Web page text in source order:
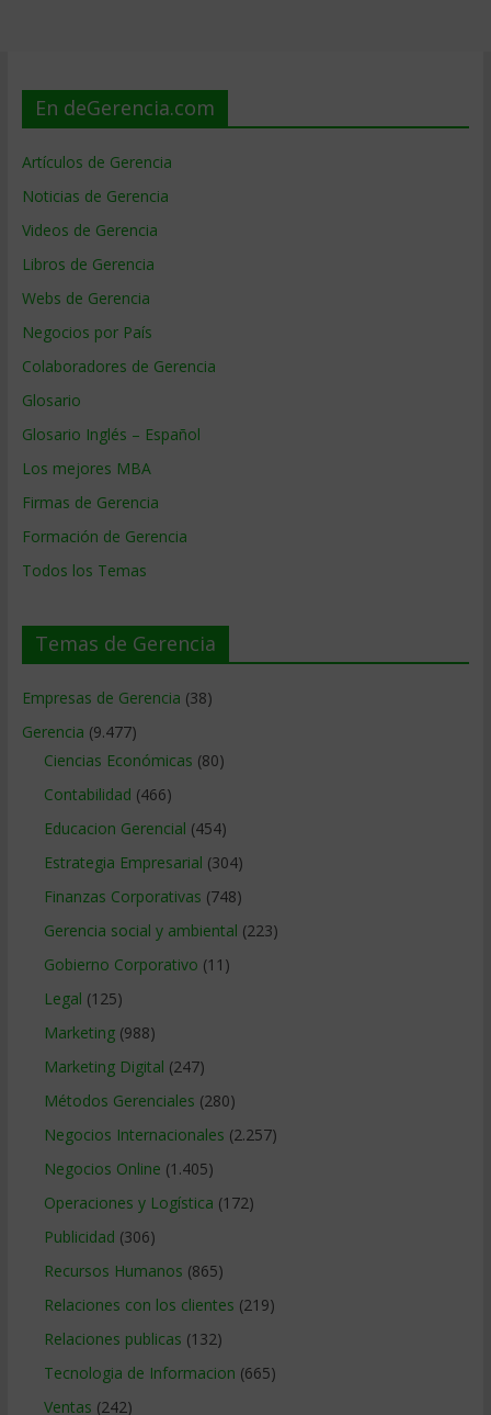
En deGerencia.com
Artículos de Gerencia
Noticias de Gerencia
Videos de Gerencia
Libros de Gerencia
Webs de Gerencia
Negocios por País
Colaboradores de Gerencia
Glosario
Glosario Inglés – Español
Los mejores MBA
Firmas de Gerencia
Formación de Gerencia
Todos los Temas
Temas de Gerencia
Empresas de Gerencia (38)
Gerencia (9.477)
Ciencias Económicas (80)
Contabilidad (466)
Educacion Gerencial (454)
Estrategia Empresarial (304)
Finanzas Corporativas (748)
Gerencia social y ambiental (223)
Gobierno Corporativo (11)
Legal (125)
Marketing(988)
Marketing Digital (247)
Métodos Gerenciales (280)
Negocios Internacionales (2.257)
Negocios Online (1.405)
Operaciones y Logística (172)
Publicidad (306)
Recursos Humanos (865)
Relaciones con los clientes (219)
Relaciones publicas (132)
Tecnologia de Informacion (665)
Ventas (242)